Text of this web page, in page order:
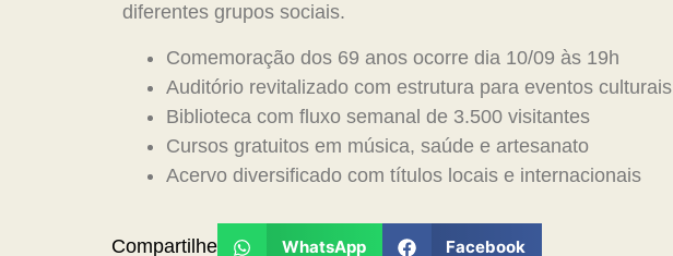
diferentes grupos sociais.
Comemoração dos 69 anos ocorre dia 10/09 às 19h
Auditório revitalizado com estrutura para eventos culturais
Biblioteca com fluxo semanal de 3.500 visitantes
Cursos gratuitos em música, saúde e artesanato
Acervo diversificado com títulos locais e internacionais
Compartilhe WhatsApp Facebook